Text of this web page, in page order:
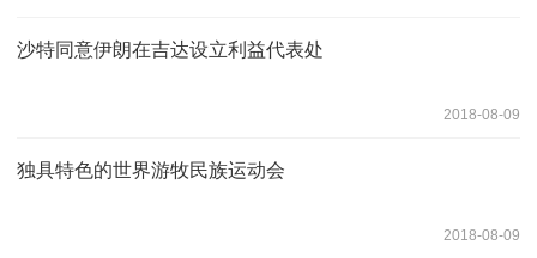
沙特同意伊朗在吉达设立利益代表处
2018-08-09
独具特色的世界游牧民族运动会
2018-08-09